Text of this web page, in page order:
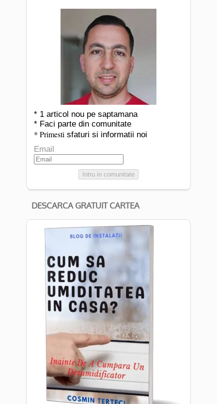
* 1 articol nou pe saptamana
* Faci parte din comunitate
* Primesti sfaturi si informatii noi
Email
Intru in comunitate
DESCARCA GRATUIT CARTEA